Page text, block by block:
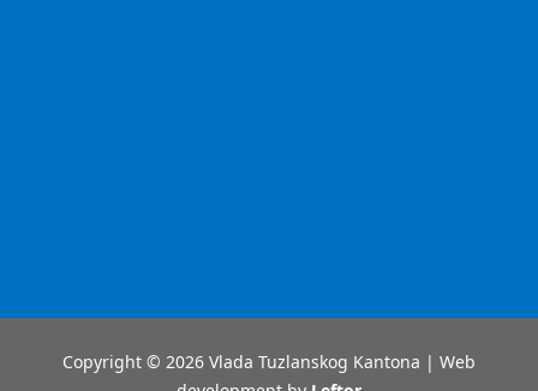
Copyright © 2026 Vlada Tuzlanskog Kantona | Web